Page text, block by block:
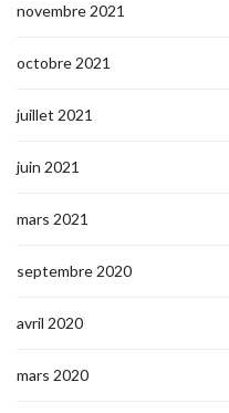
novembre 2021
octobre 2021
juillet 2021
juin 2021
mars 2021
septembre 2020
avril 2020
mars 2020